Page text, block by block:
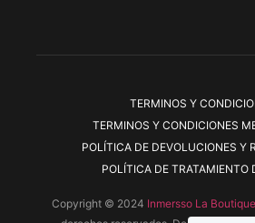
TERMINOS Y
TERMINOS Y CONDICIONES
POLÍTICA DE DEVOLUCIONES Y
POLÍTICA DE TRATAMIENTO
Copyright © 2024 Inmersso La